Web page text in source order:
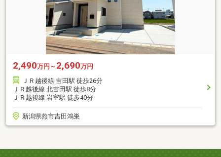
2,490万円～ 2,690万円
ＪＲ越後線 吉田駅 徒歩26分
ＪＲ越後線 北吉田駅 徒歩8分
ＪＲ越後線 岩室駅 徒歩40分
新潟県燕市吉田鴻巣